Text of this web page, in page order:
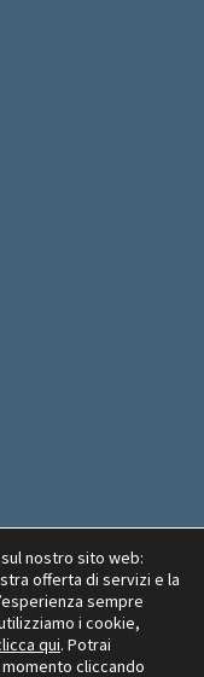
nostro sito web:
offerta di servizi e la
sempre
i cookie,
qui. Potrai
cliccando